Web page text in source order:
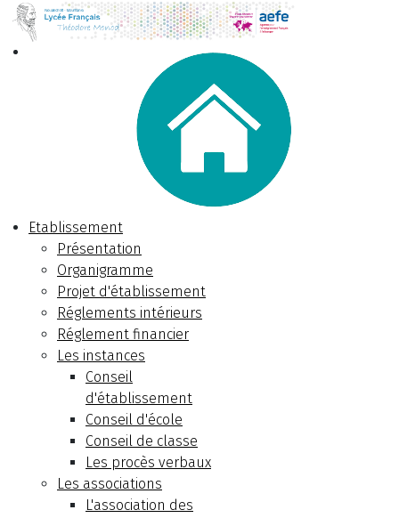
Etablissement
Présentation
Organigramme
Projet d'établissement
Réglements intérieurs
Réglement financier
Les instances
Conseil
d'établissement
Conseil d'école
Conseil de classe
Les procès verbaux
Les associations
L'association des